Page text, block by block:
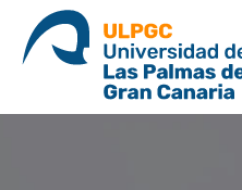
saltar
contenido